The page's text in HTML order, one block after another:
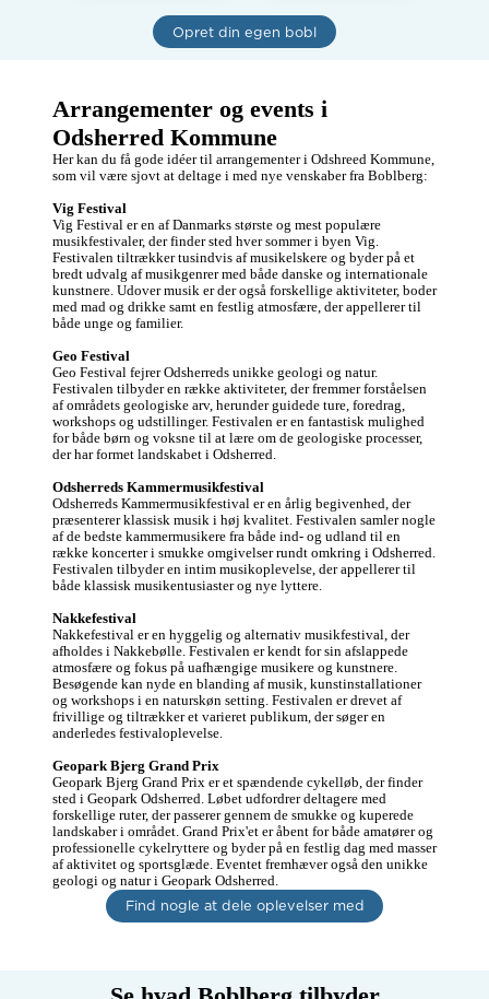
gå turer.
Samling af svampe
Jeg er i 60`erne, er
frisk og i god form.
Bor på lille landsted
i naturskønne
omgivelser tæt ved
skov og strand. Er
som rigtig gerne vil
udvide mit mentale
holdninger.
Jeg bor i naturen,
ved skov & strand,
bruger den dagligt.
Jeg søger alt det et
spise sammen for at
nævne nogle
Ser frem til at høre
fra dig / jer…..😊
Hilsen
Henning
Opret din egen bobl
Arrangementer og events i
Odsherred Kommune
Her kan du få gode idéer til arrangementer i Odshreed Kommune,
som vil være sjovt at deltage i med nye venskaber fra Boblberg:
Vig Festival
Vig Festival er en af Danmarks største og mest populære
musikfestivaler, der finder sted hver sommer i byen Vig.
Festivalen tiltrækker tusindvis af musikelskere og byder på et
bredt udvalg af musikgenrer med både danske og internationale
kunstnere. Udover musik er der også forskellige aktiviteter, boder
med mad og drikke samt en festlig atmosfære, der appellerer til
både unge og familier.
Geo Festival
Geo Festival fejrer Odsherreds unikke geologi og natur.
Festivalen tilbyder en række aktiviteter, der fremmer forståelsen
af områdets geologiske arv, herunder guidede ture, foredrag,
workshops og udstillinger. Festivalen er en fantastisk mulighed
for både børn og voksne til at lære om de geologiske processer,
der har formet landskabet i Odsherred.
Odsherreds Kammermusikfestival
Odsherreds Kammermusikfestival er en årlig begivenhed, der
præsenterer klassisk musik i høj kvalitet. Festivalen samler nogle
af de bedste kammermusikere fra både ind- og udland til en
række koncerter i smukke omgivelser rundt omkring i Odsherred.
Festivalen tilbyder en intim musikoplevelse, der appellerer til
både klassisk musikentusiaster og nye lyttere.
Nakkefestival
Nakkefestival er en hyggelig og alternativ musikfestival, der
afholdes i Nakkebølle. Festivalen er kendt for sin afslappede
atmosfære og fokus på uafhængige musikere og kunstnere.
Besøgende kan nyde en blanding af musik, kunstinstallationer
og workshops i en naturskøn setting. Festivalen er drevet af
frivillige og tiltrækker et varieret publikum, der søger en
anderledes festivaloplevelse.
Geopark Bjerg Grand Prix
Geopark Bjerg Grand Prix er et spændende cykelløb, der finder
sted i Geopark Odsherred. Løbet udfordrer deltagere med
forskellige ruter, der passerer gennem de smukke og kuperede
landskaber i området. Grand Prix'et er åbent for både amatører og
professionelle cykelryttere og byder på en festlig dag med masser
af aktivitet og sportsglæde. Eventet fremhæver også den unikke
geologi og natur i Geopark Odsherred.
Find nogle at dele oplevelser med